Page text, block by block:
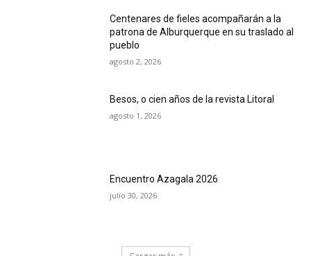
Centenares de fieles acompañarán a la
patrona de Alburquerque en su traslado al
pueblo
agosto 2, 2026
Besos, o cien años de la revista Litoral
agosto 1, 2026
Encuentro Azagala 2026
julio 30, 2026